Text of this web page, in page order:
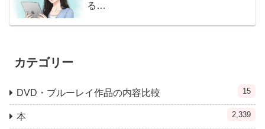
る…
カテゴリー
DVD・ブルーレイ作品の内容比較 15
本 2,339